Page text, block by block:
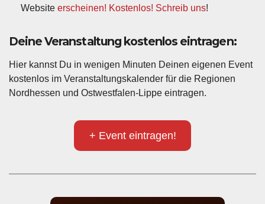
Website erscheinen! Kostenlos! Schreib uns!
Deine Veranstaltung kostenlos eintragen:
Hier kannst Du in wenigen Minuten Deinen eigenen Event
kostenlos im Veranstaltungskalender für die Regionen
Nordhessen und Ostwestfalen-Lippe eintragen.
+ Event eintragen!